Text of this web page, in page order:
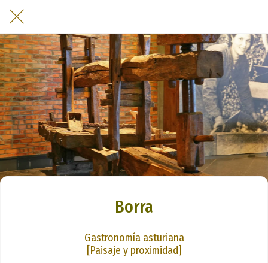
Borra
Gastronomía asturiana
[Paisaje y proximidad]